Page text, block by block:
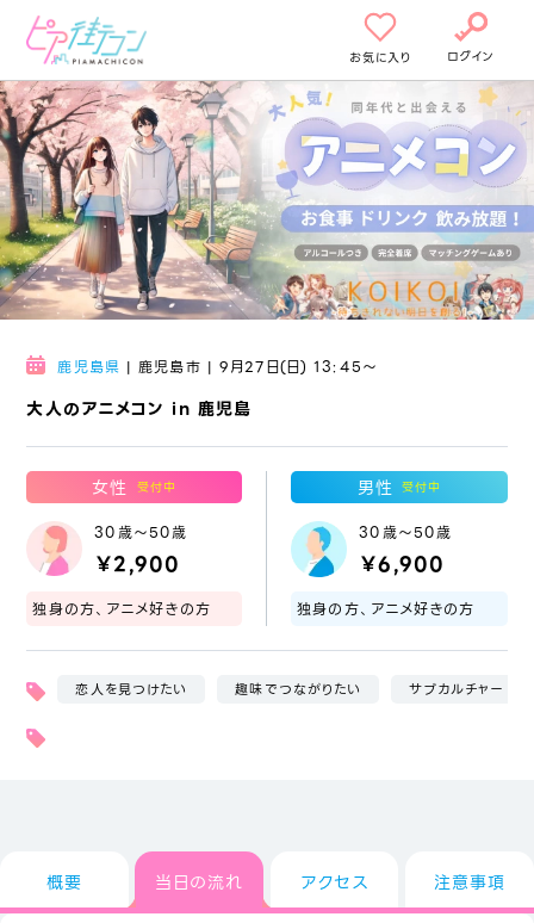
お気に入り ログイン
大人のアニメコン in 鹿児島
鹿児島県 | 鹿児島市 | 9月27日(日) 13:45〜
女性 受付中
30歳～50歳
￥2,900
独身の方、アニメ好きの方
男性 受付中
30歳～50歳
￥6,900
独身の方、アニメ好きの方
恋人を見つけたい 趣味でつながりたい サブカルチャー
概要 当日の流れ アクセス 注意事項